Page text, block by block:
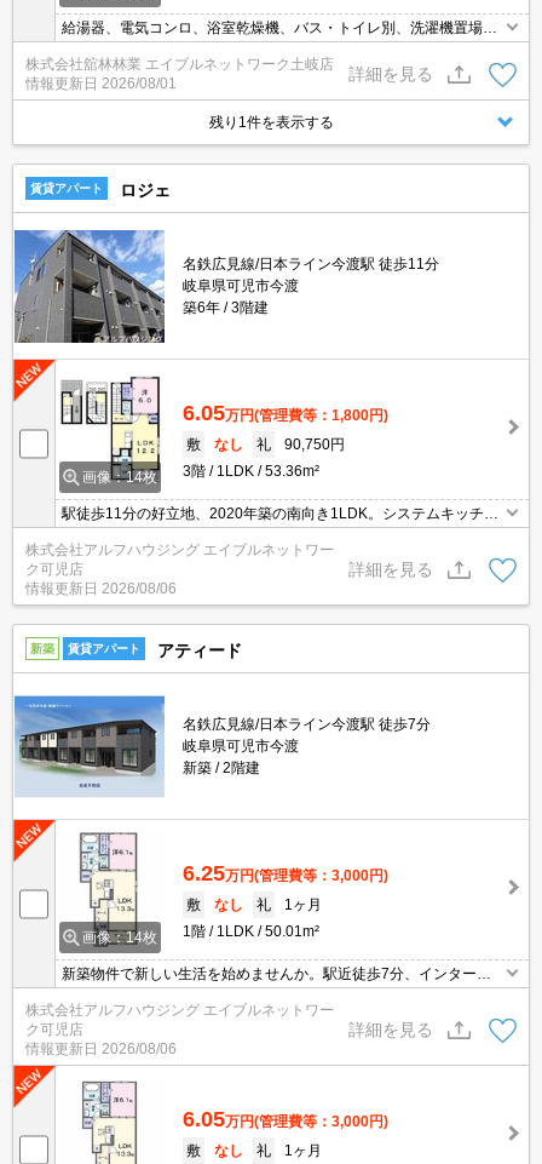
給湯器、電気コンロ、浴室乾燥機、バス・トイレ別、洗濯機置場
（室内）、エアコン（冷暖房）、インターネット対応、自転車置
場、インターネット使い放題・U-NEXT一般作品見放題プラン有
株式会社舘林林業 エイブルネットワーク土岐店
情報更新日 2026/08/01
詳細を見る
残り1件を表示する
賃貸アパート ロジェ
名鉄広見線/日本ライン今渡駅 徒歩11分
岐阜県可児市今渡
築6年
3階建
画像：14枚
6.05万円(管理費等：1,800円)
敷
なし 礼
90,750円
3階
1LDK 53.36m²
駅徒歩11分の好立地、2020年築の南向き1LDK。システムキッチ
ン、追い焚きなど設備充実で、快適な暮らしをサポートします。
株式会社アルフハウジング エイブルネットワー
ク可児店
情報更新日 2026/08/06
詳細を見る
新築 賃貸アパート アティード
名鉄広見線/日本ライン今渡駅 徒歩7分
岐阜県可児市今渡
新築
2階建
画像：14枚
6.25万円(管理費等：3,000円)
敷
なし 礼
1ヶ月
1階
1LDK 50.01m²
新築物件で新しい生活を始めませんか。駅近徒歩7分、インターネ
ット無料で初期費用も抑えられます。ペット相談可能。
株式会社アルフハウジング エイブルネットワー
ク可児店
情報更新日 2026/08/06
詳細を見る
6.05万円(管理費等：3,000円)
敷
なし 礼
1ヶ月